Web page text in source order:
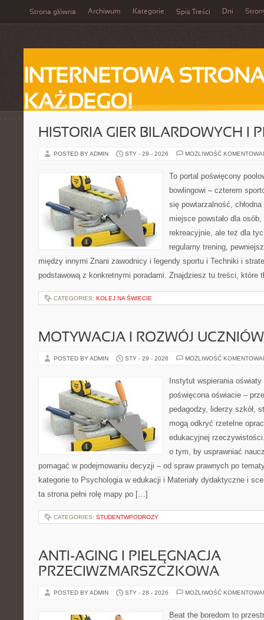
Strona główna Archiwum Kategorie Spis Treści Dni
INTERNETOWA
KAŻDEGO!
HISTORIA GIER BILARDOWYCH I
POSTED BY ADMIN STY - 29 - 2026 MOŻLIWOŚĆ
To portal poświęcony
bowlingowi – czterem
się powtarzalność,
miejsce powstało dla
rekreacyjnie, ale też dla
regularny trening,
między innymi Znani zawodnicy i legendy sportu i Techniki i
podstawową z konkretnymi poradami. Znajdziesz tu treści, które
CATEGORIES: KOLEJ NA ŚWIECIE
MOTYWACJA I ROZWÓJ UCZNIÓW
POSTED BY ADMIN STY - 29 - 2026 MOŻLIWOŚĆ
Instytut wspierania
poświęcona oświacie –
pedagodzy, liderzy szkół,
mogą odkryć rzetelne
edukacyjnej
o tym, by usprawniać
pomagać w podejmowaniu decyzji – od spraw prawnych po
kategorie to Psychologia w edukacji i Materiały dydaktyczne i
ta strona pełni rolę mapy po […]
CATEGORIES: STUDENTWPODROZY
ANTI-AGING I PIELĘGNACJA
PRZECIWZMARSZCZKOWA
POSTED BY ADMIN STY - 28 - 2026 MOŻLIWOŚĆ
Beat the boredom to